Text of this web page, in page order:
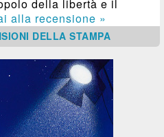
della libertà e il
alla recensione »
DELLA STAMPA